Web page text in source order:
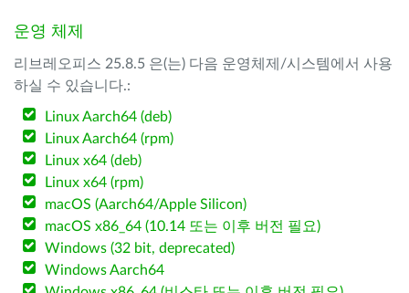
운영 체제
리브레오피스 25.8.5 은(는) 다음 운영체제/시스템에서 사용
하실 수 있습니다.:
Linux Aarch64 (deb)
Linux Aarch64 (rpm)
Linux x64 (deb)
Linux x64 (rpm)
macOS (Aarch64/Apple Silicon)
macOS x86_64 (10.14 또는 이후 버전 필요)
Windows (32 bit, deprecated)
Windows Aarch64